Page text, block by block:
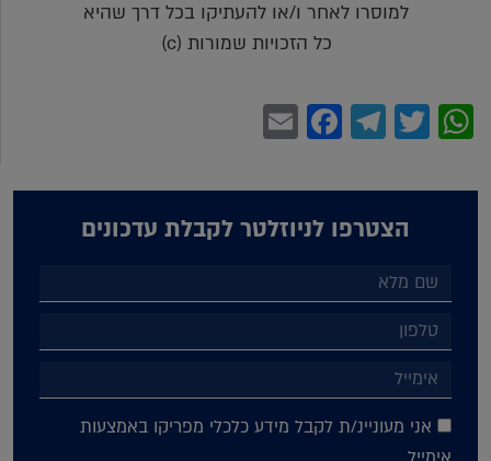
למוסרו לאחר ו/או להעתיקו בכל דרך שהיא
כל הזכויות שמורות (c)
WhatsApp
Twitter
Telegram
Facebook
הצטרפו לניוזלטר לקבלת עדכונים
אני מעוניינ/ת לקבל מידע כלכלי מפריקו באמצעות